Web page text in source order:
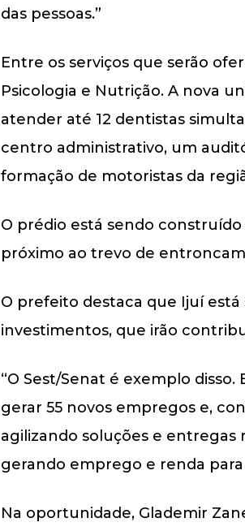
das pessoas.”
Entre os serviços que serão
Psicologia e Nutrição. A nova
atender até 12 dentistas
centro administrativo, um
formação de motoristas da
O prédio está sendo
próximo ao trevo de
O prefeito destaca que Ijuí
investimentos, que irão
“O Sest/Senat é exemplo
gerar 55 novos empregos e,
agilizando soluções e entregas
gerando emprego e renda para
Na oportunidade, Glademir